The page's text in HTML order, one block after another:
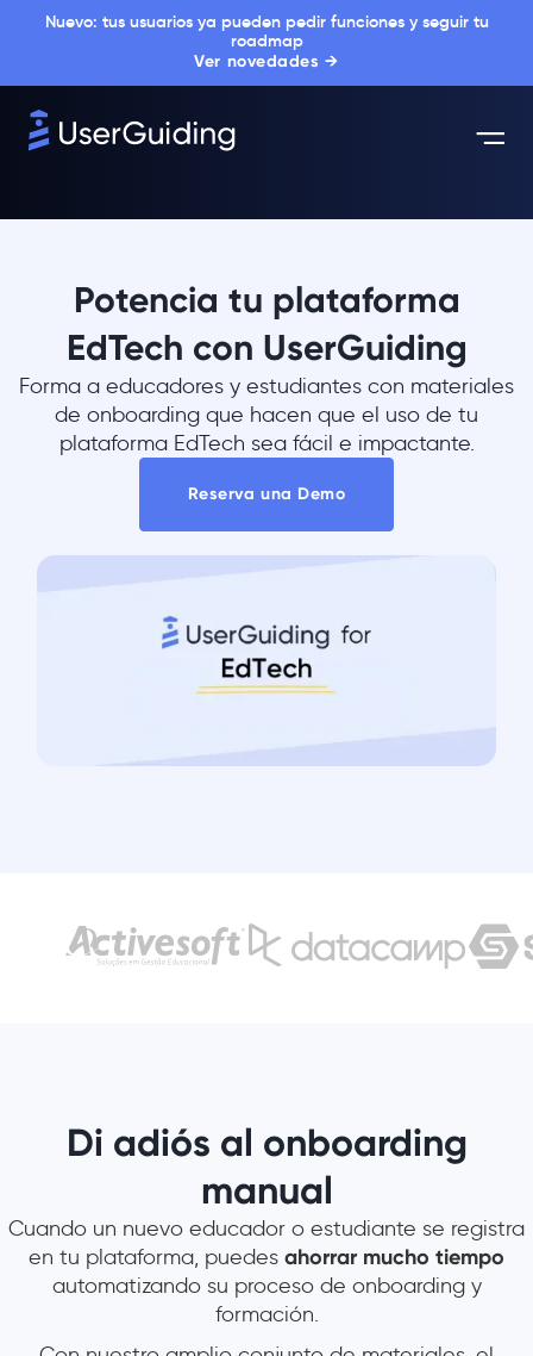
Nuevo: tus usuarios ya pueden pedir funciones y seguir tu
roadmap
Ver novedades →
Potencia tu plataforma
EdTech con UserGuiding
Forma a educadores y estudiantes con materiales
de onboarding que hacen que el uso de tu
plataforma EdTech sea fácil e impactante.
Reserva una Demo
Di adiós al onboarding
manual
Cuando un nuevo educador o estudiante se registra
en tu plataforma, puedes ahorrar mucho tiempo
automatizando su proceso de onboarding y
formación.